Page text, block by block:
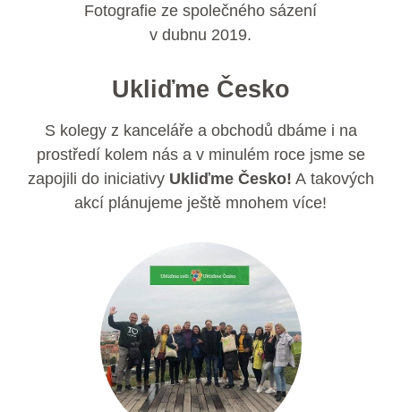
Fotografie ze společného sázení
v dubnu 2019.
Ukliďme Česko
S kolegy z kanceláře a obchodů dbáme i na
prostředí kolem nás a v minulém roce jsme se
zapojili do iniciativy Ukliďme Česko! A takových
akcí plánujeme ještě mnohem více!